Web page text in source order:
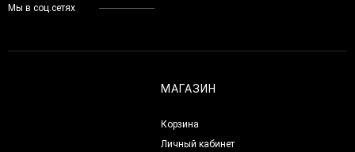
Мы в соц.сетях
МАГАЗИН
Корзина
Личный кабинет